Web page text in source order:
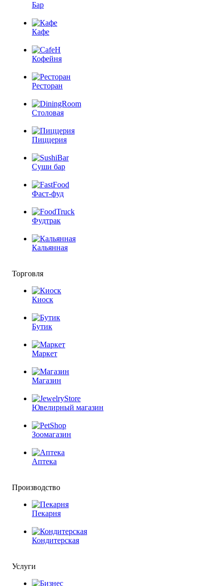
Бар
Кафе
Кофейня
Ресторан
Столовая
Пиццерия
Суши бар
Фаст-фуд
Фудтрак
Кальянная
Торговля
Киоск
Бутик
Маркет
Магазин
Ювелирный магазин
Зоомагазин
Аптека
Производство
Пекарня
Кондитерская
Услуги